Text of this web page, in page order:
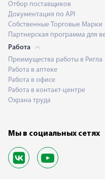
Отбор поставщиков
Документация по API
Собственные Торговые Марки
Партнерская программа для
Работа
Преимущества работы в Ригла
Работа в аптеке
Работа в офисе
Работа в контакт-центре
Охрана труда
Мы в социальных сетях